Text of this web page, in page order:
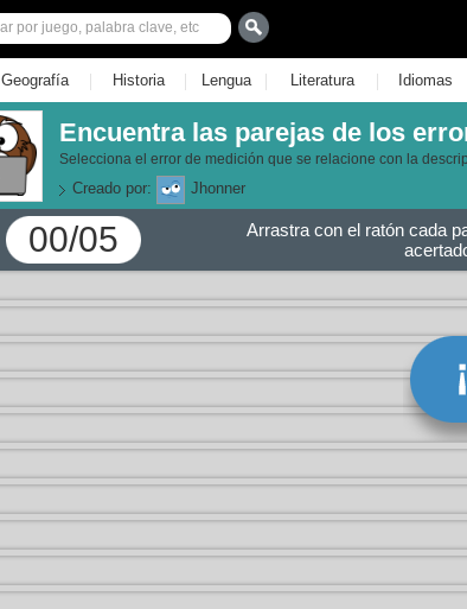
Geografía | Historia | Lengua | Literatura | Idiomas
Encuentra las parejas de los
Selecciona el error de medición que se relacione con la
Creado por: Jhonner
00/05
Arrastra con el ratón cada